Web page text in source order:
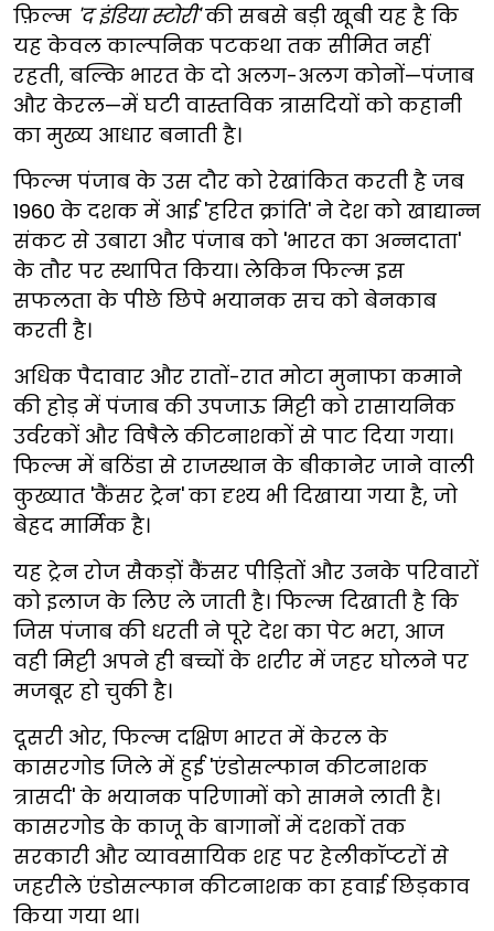
फ़िल्म 'द इंडिया स्टोरी'की सबसे बड़ी खूबी यह है कि
यह केवल काल्पनिक पटकथा तक सीमित नहीं
रहती, बल्कि भारत के दो अलग-अलग कोनों—पंजाब
और केरल—में घटी वास्तविक त्रासदियों को कहानी
का मुख्य आधार बनाती है।
फिल्म पंजाब के उस दौर को रेखांकित करती है जब
1960 के दशक में आई 'हरित क्रांति' ने देश को खाद्यान्न
संकट से उबारा और पंजाब को 'भारत का अन्नदाता'
के तौर पर स्थापित किया। लेकिन फिल्म इस
सफलता के पीछे छिपे भयानक सच को बेनकाब
करती है।
अधिक पैदावार और रातों-रात मोटा मुनाफा कमाने
की होड़ में पंजाब की उपजाऊ मिट्टी को रासायनिक
उर्वरकों और विषैले कीटनाशकों से पाट दिया गया।
फिल्म में बठिंडा से राजस्थान के बीकानेर जाने वाली
कुख्यात 'कैंसर ट्रेन'का दृश्य भी दिखाया गया है, जो
बेहद मार्मिक है।
यह ट्रेन रोज सैकड़ों कैंसर पीड़ितों और उनके परिवारों
को इलाज के लिए ले जाती है। फिल्म दिखाती है कि
जिस पंजाब की धरती ने पूरे देश का पेट भरा, आज
वही मिट्टी अपने ही बच्चों के शरीर में जहर घोलने पर
मजबूर हो चुकी है।
दूसरी ओर, फिल्म दक्षिण भारत में केरल के
कासरगोड जिले में हुई 'एंडोसल्फान कीटनाशक
त्रासदी' के भयानक परिणामों को सामने लाती है।
कासरगोड के काजू के बागानों में दशकों तक
सरकारी और व्यावसायिक शह पर हेलीकॉप्टरों से
जहरीले एंडोसल्फान कीटनाशक का हवाई छिड़काव
किया गया था।